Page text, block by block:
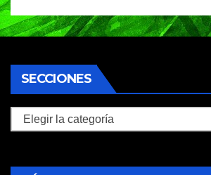
SECCIONES
Secciones